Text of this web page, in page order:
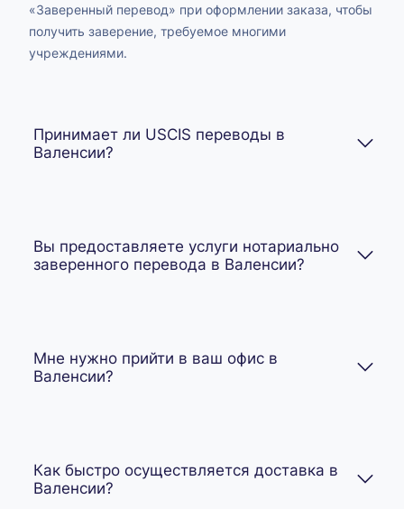
«Заверенный перевод» при оформлении заказа, чтобы
получить заверение, требуемое многими
учреждениями.
Принимает ли USCIS переводы в
Валенсии?
Вы предоставляете услуги нотариально
заверенного перевода в Валенсии?
Мне нужно прийти в ваш офис в
Валенсии?
Как быстро осуществляется доставка в
Валенсии?